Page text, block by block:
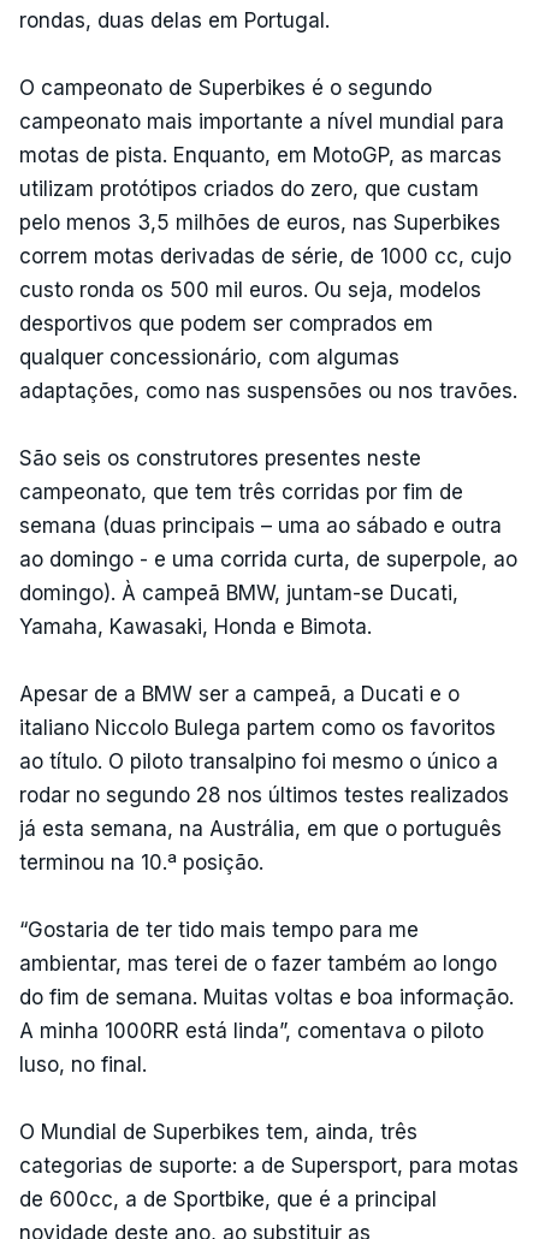
rondas, duas delas em Portugal.
O campeonato de Superbikes é o segundo
campeonato mais importante a nível mundial para
motas de pista. Enquanto, em MotoGP, as marcas
utilizam protótipos criados do zero, que custam
pelo menos 3,5 milhões de euros, nas Superbikes
correm motas derivadas de série, de 1000 cc, cujo
custo ronda os 500 mil euros. Ou seja, modelos
desportivos que podem ser comprados em
qualquer concessionário, com algumas
adaptações, como nas suspensões ou nos travões.
São seis os construtores presentes neste
campeonato, que tem três corridas por fim de
semana (duas principais – uma ao sábado e outra
ao domingo - e uma corrida curta, de superpole, ao
domingo). À campeã BMW, juntam-se Ducati,
Yamaha, Kawasaki, Honda e Bimota.
Apesar de a BMW ser a campeã, a Ducati e o
italiano Niccolo Bulega partem como os favoritos
ao título. O piloto transalpino foi mesmo o único a
rodar no segundo 28 nos últimos testes realizados
já esta semana, na Austrália, em que o português
terminou na 10.ª posição.
“Gostaria de ter tido mais tempo para me
ambientar, mas terei de o fazer também ao longo
do fim de semana. Muitas voltas e boa informação.
A minha 1000RR está linda”, comentava o piloto
luso, no final.
O Mundial de Superbikes tem, ainda, três
categorias de suporte: a de Supersport, para motas
de 600cc, a de Sportbike, que é a principal
novidade deste ano, ao substituir as